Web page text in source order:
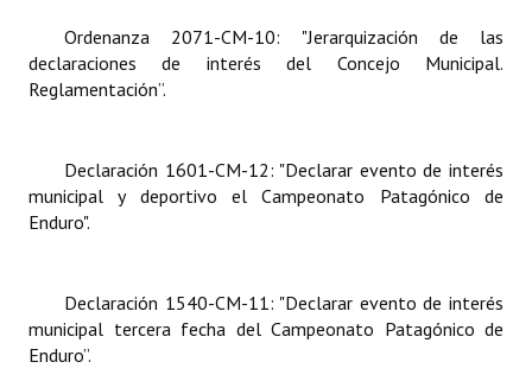
DOCUMENTOS
Proyectos Presentados
Dictámenes Asesoría Letrada
Informes de Unidad Coordinadora
Ejecución Presupuestaria
Ordenanza 2071-CM-10: "Jerarquización de las
declaraciones de interés del Concejo Municipal.
Reglamentación”.
Declaración 1601-CM-12: "Declarar evento de interés
municipal y deportivo el Campeonato Patagónico de
Enduro".
Declaración 1540-CM-11: "Declarar evento de interés
municipal tercera fecha del Campeonato Patagónico de
Enduro”.